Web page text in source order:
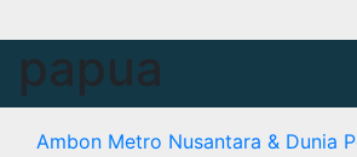
papua
Ambon Metro Nusantara & Dunia